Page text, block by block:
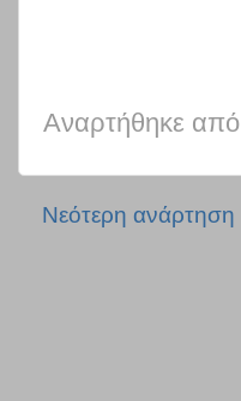
Αναρτήθηκε από
Νεότερη ανάρτηση